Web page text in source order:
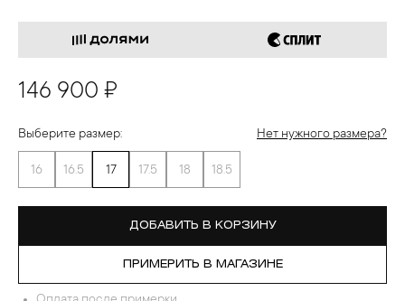
146 900 ₽
Выберите размер: Нет нужного размера?
16 16.5 17 17.5 18 18.5
ДОБАВИТЬ В КОРЗИНУ
ПРИМЕРИТЬ В МАГАЗИНЕ